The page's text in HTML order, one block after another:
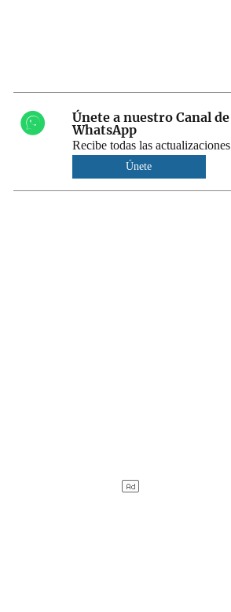
Únete a nuestro Canal de
WhatsApp
Recibe todas las actualizaciones
Únete